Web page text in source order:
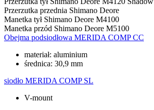
Przerzutka przednia Shimano Deore
Manetka tył Shimano Deore M4100
Manetka przód Shimano Deore M5100
Obejma podsiodłowa MERIDA COMP CC
materiał: aluminium
średnica: 30,9 mm
siodło MERIDA COMP SL
V-mount